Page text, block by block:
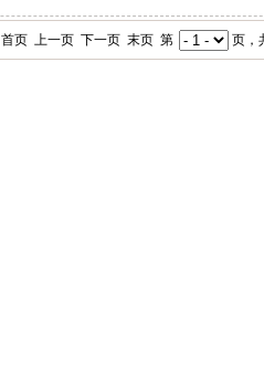
首页 上一页 下一页 末页 第 页，